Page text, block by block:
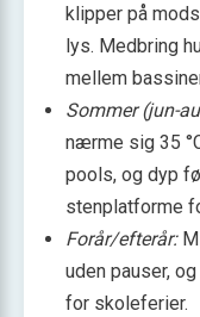
klipper på
lys. Medbring
mellem
Sommer (jun-
nærme sig 35
pools, og dyp
stenplatforme
Forår/efterår:
uden pauser,
for skoleferier.